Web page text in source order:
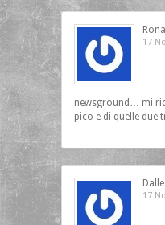
17
newsground… mi
pico e di quelle due
Dalle
17